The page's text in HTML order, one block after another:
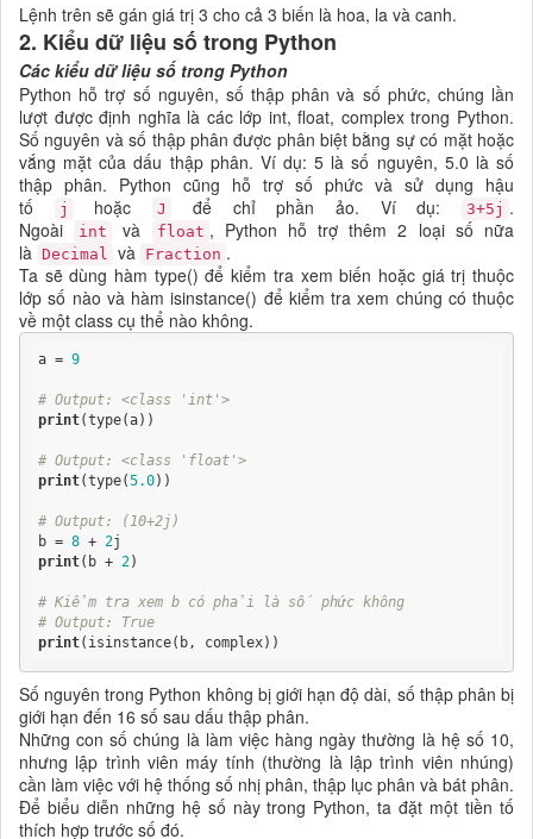
Lệnh trên sẽ gán giá trị 3 cho cả 3 biến là hoa, la và canh.
2. Kiểu dữ liệu số trong Python
Các kiểu dữ liệu số trong Python
Python hỗ trợ số nguyên, số thập phân và số phức, chúng lần
lượt được định nghĩa là các lớp int, float, complex trong Python.
Số nguyên và số thập phân được phân biệt bằng sự có mặt hoặc
vắng mặt của dấu thập phân. Ví dụ: 5 là số nguyên, 5.0 là số
thập phân. Python cũng hỗ trợ số phức và sử dụng hậu
tố
j hoặc J để chỉ phần ảo. Ví dụ: 3+5j .
Ngoài
int và float , Python hỗ trợ thêm 2 loại số nữa
là Decimal và Fraction .
Ta sẽ dùng hàm type() để kiểm tra xem biến hoặc giá trị thuộc
lớp số nào và hàm isinstance() để kiểm tra xem chúng có thuộc
về một class cụ thể nào không.
a = 9
# Output: <class 'int'>
print(type(a))
# Output: <class 'float'>
print(type(5.0))
# Output: (10+2j)
b = 8 + 2
print(b + 2)
# Kiểm tra xem b có phải là số phức không
# Output: True
print(isinstance(b, complex))
Số nguyên trong Python không bị giới hạn độ dài, số thập phân bị
giới hạn đến 16 số sau dấu thập phân.
Những con số chúng là làm việc hàng ngày thường là hệ số 10,
nhưng lập trình viên máy tính (thường là lập trình viên nhúng)
cần làm việc với hệ thống số nhị phân, thập lục phân và bát phân.
Để biểu diễn những hệ số này trong Python, ta đặt một tiền tố
thích hợp trước số đó.